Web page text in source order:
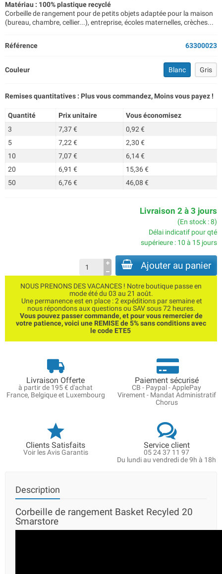
Matériau : 100% plastique recyclé
Corbeille de rangement pour de petits objets adaptée pour la maison
(bureau, chambre, cellier...), entreprise, écoles maternelles, crèches...
Référence 63300023
Couleur Blanc Gris
Remises quantitatives : Plus vous commandez, Moins vous payez !
Quantité Prix unitaire
Vous économisez
3
7,37 €
0,92 €
5
7,22 €
2,30 €
10
7,07 €
6,14 €
20
6,91 €
15,36 €
50
6,76 € 46,08 €
Livraison 2 à 3 jours
(En stock : 8)
Délai indicatif pour qté
supérieure : 10 à 15 jours
Ajouter au panier
NOUS PRENONS DES VACANCES ! Notre boutique passe en
mode été du 03 au 21 août.
Une permanence est en place : 2 expéditions par semaine et
nous répondons aux questions ou SAV sous 72 heures.
Vous pouvez passer commande, et pour vous remercier de
votre patience, voici une REMISE de 5% sans conditions avec
le code ETE5
Livraison Offerte
à partir de 195 € d'achat
France, Belgique et Luxembourg
Paiement sécurisé
CB - Paypal - ApplePay
Virement - Mandat Administratif
Chorus
Clients Satisfaits
Voir les Avis Garantis
Service client
05 24 37 11 97
Du lundi au vendredi de 9h à 18h
Description
Corbeille de rangement Basket Recyled 20
Smarstore